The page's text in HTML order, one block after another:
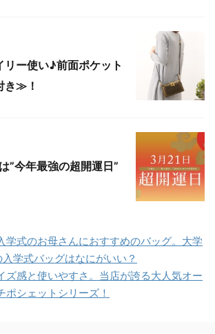
リー使い♪前面ポケット
き≫！
”今年最強の超開運日”
学式のお母さんにおすすめのバッグ。大学
学式バッグはなにがいい？
ズ感と使いやすさ。当店が誇る大人気オー
ポシェットシリーズ！